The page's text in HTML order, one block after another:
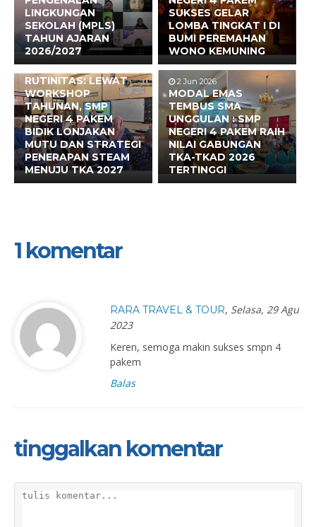
LINGKUNGAN
SEKOLAH (MPLS)
TAHUN AJARAN
2026/2027
SUKSES GELAR
LOMBA TINGKAT I DI
BUMI PEREMAHAN
WONO KEMUNING
17 Jun 2026
BUKAN SEKADAR
RUTINITAS: LEWAT
WORKSHOP
TAHUNAN, SMP
NEGERI 4 PAKEM
BIDIK LONJAKAN
MUTU DAN STRATEGI
PENERAPAN STEAM
MENUJU TKA 2027
2 Jun 2026
MODAL EMAS
TEMBUS SMA
UNGGULAN : SMP
NEGERI 4 PAKEM RAIH
NILAI GABUNGAN
TKA-TKAD 2026
TERTINGGI
1 komentar
RARA TRAVEL & TOUR, Selasa, 29 Agu
2023
Keren, semoga makin sukses smpn 4
pakem
Balas
tinggalkan komentar